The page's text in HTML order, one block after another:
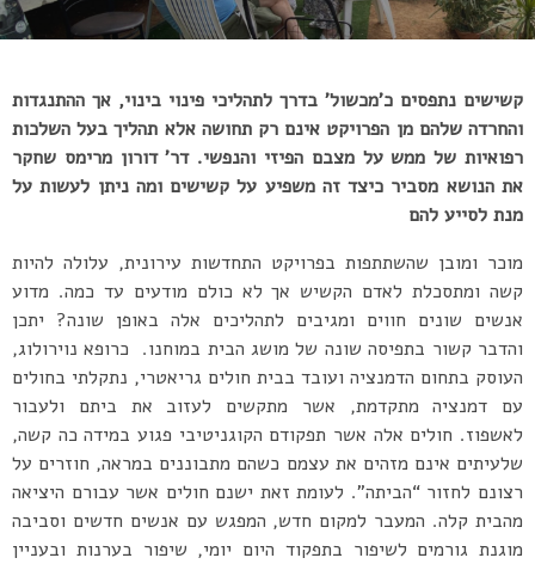
קשישים נתפסים כ’מכשול’ בדרך לתהליכי פינוי בינוי, אך ההתנגדות
והחרדה שלהם מן הפרויקט אינם רק תחושה אלא תהליך בעל השלכות
רפואיות של ממש על מצבם הפיזי והנפשי. דר’ דורון מרימס שחקר
את הנושא מסביר כיצד זה משפיע על קשישים ומה ניתן לעשות על
מנת לסייע להם
מוכר ומובן שהשתתפות בפרויקט התחדשות עירונית, עלולה להיות
קשה ומתסכלת לאדם הקשיש אך לא כולם מודעים עד כמה. מדוע
אנשים שונים חווים ומגיבים לתהליכים אלה באופן שונה? יתכן
והדבר קשור בתפיסה שונה של מושג הבית במוחנו. כרופא נוירולוג,
העוסק בתחום הדמנציה ועובד בבית חולים גריאטרי, נתקלתי בחולים
עם דמנציה מתקדמת, אשר מתקשים לעזוב את ביתם ולעבור
לאשפוז. חולים אלה אשר תפקודם הקוגניטיבי פגוע במידה כה קשה,
שלעיתים אינם מזהים את עצמם כשהם מתבוננים במראה, חוזרים על
רצונם לחזור “הביתה”. לעומת זאת ישנם חולים אשר עבורם היציאה
מהבית קלה. המעבר למקום חדש, המפגש עם אנשים חדשים וסביבה
מוגנת גורמים לשיפור בתפקוד היום יומי, שיפור בערנות ובעניין